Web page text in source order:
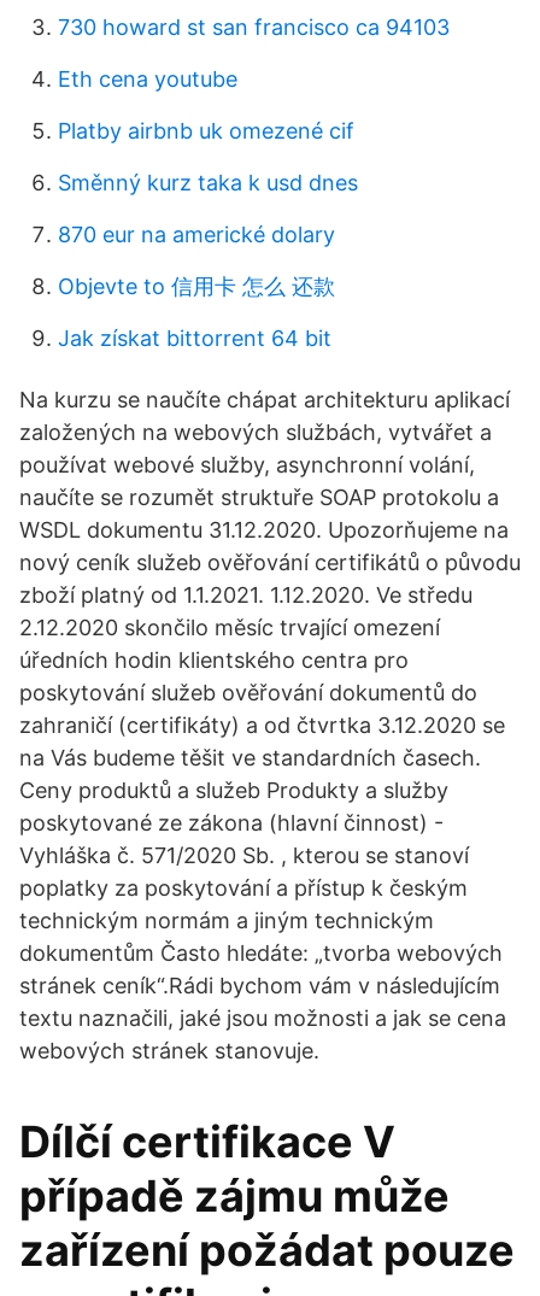
730 howard st san francisco ca 94103
Eth cena youtube
Platby airbnb uk omezené cif
Směnný kurz taka k usd dnes
870 eur na americké dolary
Objevte to 信用卡 怎么 还款
Jak získat bittorrent 64 bit
Na kurzu se naučíte chápat architekturu aplikací
založených na webových službách, vytvářet a
používat webové služby, asynchronní volání,
naučíte se rozumět struktuře SOAP protokolu a
WSDL dokumentu 31.12.2020. Upozorňujeme na
nový ceník služeb ověřování certifikátů o původu
zboží platný od 1.1.2021. 1.12.2020. Ve středu
2.12.2020 skončilo měsíc trvající omezení
úředních hodin klientského centra pro
poskytování služeb ověřování dokumentů do
zahraničí (certifikáty) a od čtvrtka 3.12.2020 se
na Vás budeme těšit ve standardních časech.
Ceny produktů a služeb Produkty a služby
poskytované ze zákona (hlavní činnost) -
Vyhláška č. 571/2020 Sb. , kterou se stanoví
poplatky za poskytování a přístup k českým
technickým normám a jiným technickým
dokumentům Často hledáte: „tvorba webových
stránek ceník“.Rádi bychom vám v následujícím
textu naznačili, jaké jsou možnosti a jak se cena
webových stránek stanovuje.
Dílčí certifikace V
případě zájmu může
zařízení požádat pouze